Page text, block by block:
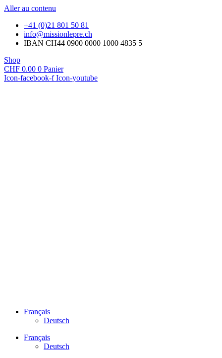
Aller au contenu
+41 (0)21 801 50 81
hc.erpelnoissim
@ofni
IBAN CH44 0900 0000 1000 4835 5
Shop
CHF 0.00 0 Panier
Icon-facebook-f Icon-youtube
Français
Deutsch
Français
Deutsch